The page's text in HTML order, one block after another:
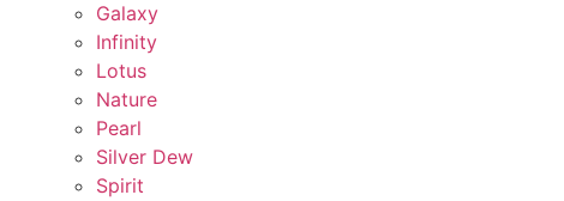
Galaxy
Infinity
Lotus
Nature
Pearl
Silver Dew
Spirit